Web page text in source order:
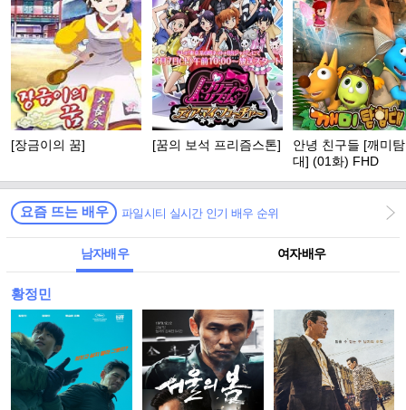
[장금이의 꿈] [꿈의 보석 프리즘스톤]
안녕 친구들 [깨미
대] (01화) FHD
요즘 뜨는 배우 파일시티 실시간 인기 배우 순위
남자배우 여자배우
황정민